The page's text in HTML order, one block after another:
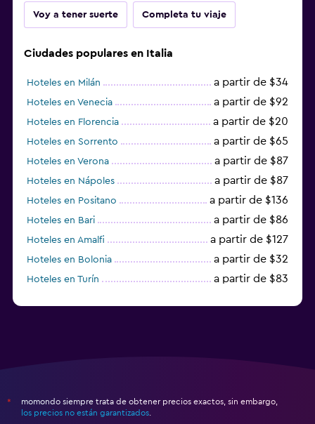
Voy a tener suerte Completa tu viaje
Ciudades populares en Italia
Hoteles en Milán a partir de $34
Hoteles en Venecia a partir de $92
Hoteles en Florencia a partir de $20
Hoteles en Sorrento a partir de $65
Hoteles en Verona a partir de $87
Hoteles en Nápoles a partir de $87
Hoteles en Positano a partir de $136
Hoteles en Bari a partir de $86
Hoteles en Amalfi a partir de $127
Hoteles en Bolonia a partir de $32
Hoteles en Turín a partir de $83
*
momondo siempre trata de obtener precios exactos, sin embargo,
los precios no están garantizados